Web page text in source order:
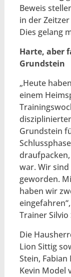
Beweis
in der
Dies gelang
Harte, aber
Grundstein
„Heute
einem
Grundstein
war. Wir
geworden.
haben wir
Trainer Silvio
Die
Lion Sittig
Stein,
Kevin Model